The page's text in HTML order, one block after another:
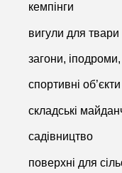
кемпінги
вигули для твари
загони, іподроми,
спортивні об’єкти
складські
садівництво
поверхні для